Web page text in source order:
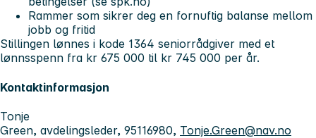
Rammer som sikrer deg en fornuftig balanse mellom
jobb og fritid
Stillingen lønnes i kode 1364 seniorrådgiver med et
lønnsspenn fra kr 675 000 til kr 745 000 per år.
Kontaktinformasjon
Tonje
Green, avdelingsleder, 95116980, Tonje.Green@nav.no